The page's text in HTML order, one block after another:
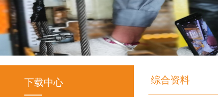
下载中心 综合资料